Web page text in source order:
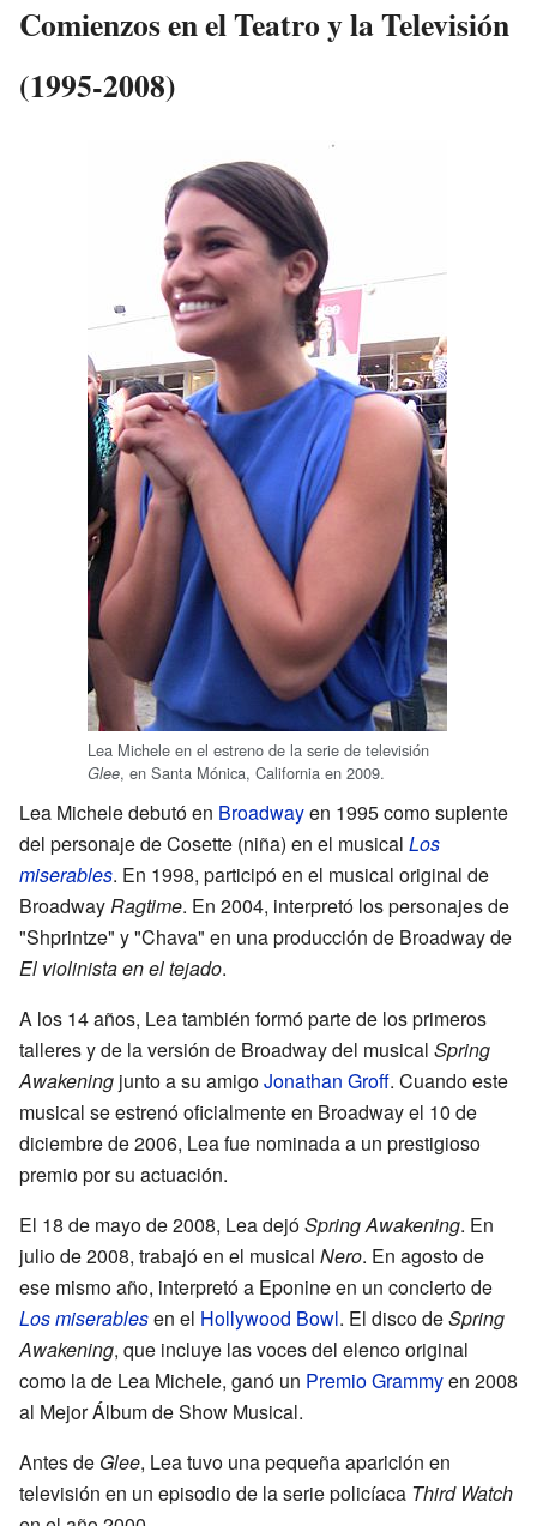
Comienzos en el Teatro y la Televisión
(1995-2008)
Lea Michele en el estreno de la serie de televisión
Glee, en Santa Mónica, California en 2009.
Lea Michele debutó en Broadwayen 1995 como suplente
del personaje de Cosette (niña) en el musical Los
miserables. En 1998, participó en el musical original de
BroadwayRagtime. En 2004, interpretó los personajes de
"Shprintze" y "Chava" en una producción de Broadway de
El violinista en el tejado.
A los 14 años, Lea también formó parte de los primeros
talleres y de la versión de Broadway del musical Spring
Awakening junto a su amigoJonathan Groff. Cuando este
musical se estrenó oficialmente en Broadway el 10 de
diciembre de 2006, Lea fue nominada a un prestigioso
premio por su actuación.
El 18 de mayo de 2008, Lea dejóSpring Awakening. En
julio de 2008, trabajó en el musical Nero. En agosto de
ese mismo año, interpretó a Eponine en un concierto de
Los miserablesen el Hollywood Bowl. El disco deSpring
Awakening, que incluye las voces del elenco original
como la de Lea Michele, ganó un Premio Grammyen 2008
al Mejor Álbum de Show Musical.
Antes de Glee, Lea tuvo una pequeña aparición en
televisión en un episodio de la serie policíaca Third Watch